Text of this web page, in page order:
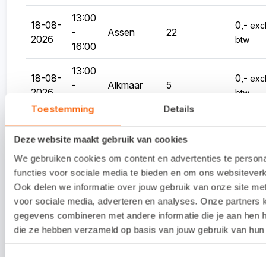
Toestemming Details
Deze website maakt gebruik van cookies
We gebruiken cookies om content en advertenties te
functies voor sociale media te bieden en om ons
Ook delen we informatie over jouw gebruik van onze site
voor sociale media, adverteren en analyses. Onze partners
gegevens combineren met andere informatie die je aan hen
die ze hebben verzameld op basis van jouw gebruik van
18-08-
2026
13:00
-
16:00
Assen 22
0,-
btw
18-08-
2026
13:00
-
Alkmaar 5
0,-
btw
25-08-
2026
09:30
-
12:30
Eindhoven 16
0,-
25-08-
2026
09:30
-
12:30
Oldenzaal 23
0,-
btw
25-08-
13:00
-
Eindhoven 21
0,-